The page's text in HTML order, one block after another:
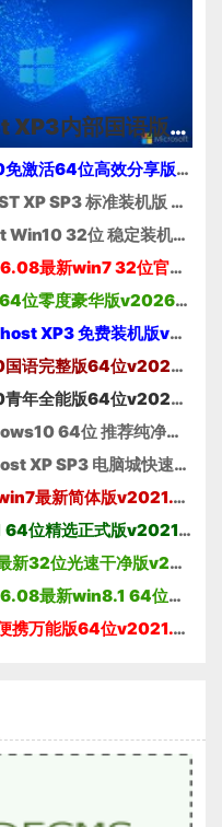
笔记本ghost XP3内部国语版v2026.08
系统之家win10免激活64位高效分享版v2021.10
深度技术 GHOST XP SP3 标准装机版 V2016.05
雨林木风Ghost Win10 32位 稳定装机版 2021
深度技术v2026.08最新win7 32位官网清爽版
系统之家win7 64位零度豪华版v2026.08免激活
系统之家最新ghost XP3 免费装机版v2026.08
深度技术win10国语完整版64位v2022.01
系统之家win10青年全能版64位v2026.08免激活
电脑公司Windows10 64位 推荐纯净版 2021
新萝卜家园 Ghost XP SP3 电脑城快速装机版2014年11月版
系统之家64位win7最新简体版v2021.10
系统之家win11 64位精选正式版v2021.10免激活
系统之家win7最新32位光速干净版v2026.08
系统之家v2026.08最新win8.1 64位办公娱乐版
萝卜家园win7便携万能版64位v2021.12免激活